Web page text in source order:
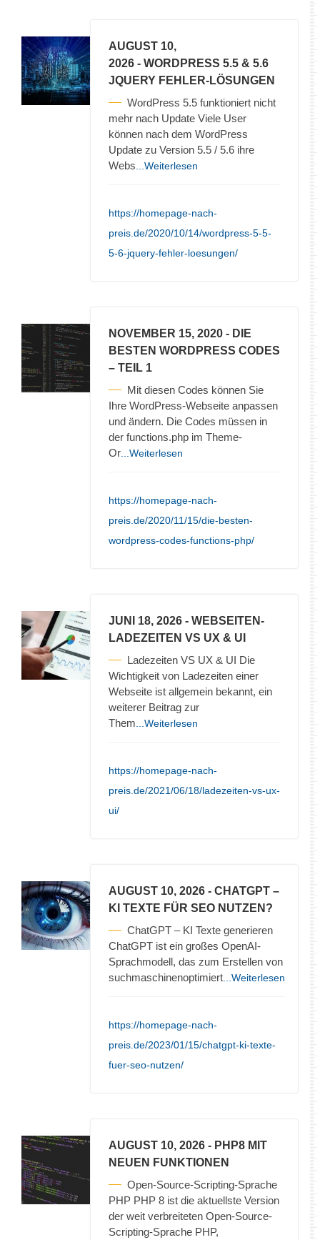
AUGUST 10,
2026 - WORDPRESS 5.5 & 5.6
JQUERY FEHLER-LÖSUNGEN
WordPress 5.5 funktioniert nicht
mehr nach Update Viele User
können nach dem WordPress
Update zu Version 5.5 / 5.6 ihre
Webs ...Weiterlesen
https://homepage-nach-
preis.de/2020/10/14/wordpress-5-5-
5-6-jquery-fehler-loesungen/
NOVEMBER 15, 2020 - DIE
BESTEN WORDPRESS CODES
– TEIL 1
Mit diesen Codes können Sie
Ihre WordPress-Webseite anpassen
und ändern. Die Codes müssen in
der functions.php im Theme-
Or ...Weiterlesen
https://homepage-nach-
preis.de/2020/11/15/die-besten-
wordpress-codes-functions-php/
JUNI 18, 2026 - WEBSEITEN-
LADEZEITEN VS UX & UI
Ladezeiten VS UX & UI Die
Wichtigkeit von Ladezeiten einer
Webseite ist allgemein bekannt, ein
weiterer Beitrag zur
Them ...Weiterlesen
https://homepage-nach-
preis.de/2021/06/18/ladezeiten-vs-ux-
ui/
AUGUST 10, 2026 - CHATGPT –
KI TEXTE FÜR SEO NUTZEN?
ChatGPT – KI Texte generieren
ChatGPT ist ein großes OpenAI-
Sprachmodell, das zum Erstellen von
suchmaschinenoptimiert ...Weiterlesen
https://homepage-nach-
preis.de/2023/01/15/chatgpt-ki-texte-
fuer-seo-nutzen/
AUGUST 10, 2026 - PHP8 MIT
NEUEN FUNKTIONEN
Open-Source-Scripting-Sprache
PHP PHP 8 ist die aktuellste Version
der weit verbreiteten Open-Source-
Scripting-Sprache PHP,